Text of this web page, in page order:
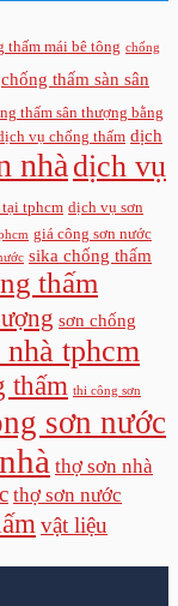
thấm mái bê tông chống
chống thấm sàn sân
thấm sân thượng bằng
vụ chống thấm dịch
nhà dịch vụ
tphcm dịch vụ sơn
giá công sơn nước
sika chống thấm
thấm
sơn chống
nhà tphcm
thấm thi công sơn
sơn nước
thợ sơn nhà
thợ sơn nước
vật liệu